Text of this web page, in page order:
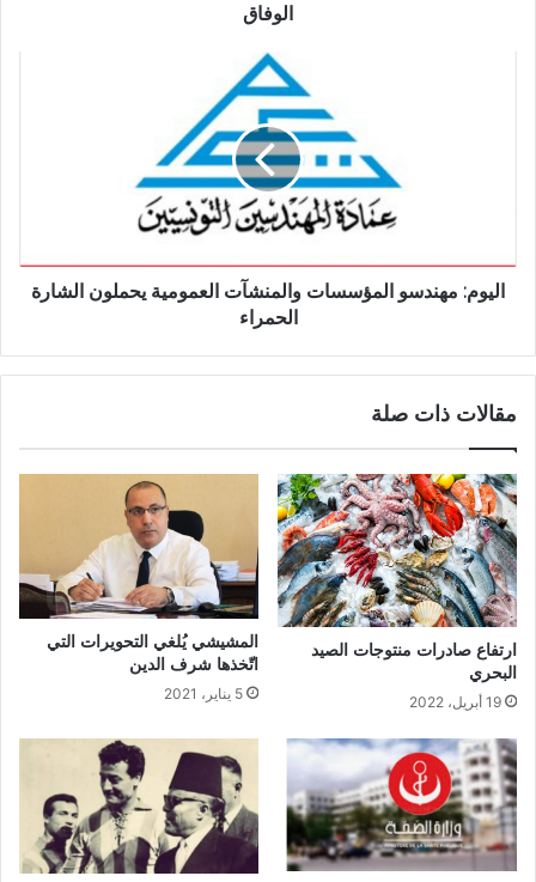
الوفاق
اليوم: مهندسو المؤسسات والمنشآت العمومية يحملون الشارة
الحمراء
مقالات ذات صلة
ارتفاع صادرات منتوجات الصيد
البحري
19 أبريل، 2022
المشيشي يُلغي التحويرات التي
اتّخذها شرف الدين
5 يناير، 2021